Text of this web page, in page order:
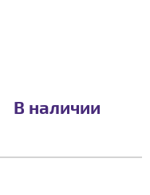
В наличии